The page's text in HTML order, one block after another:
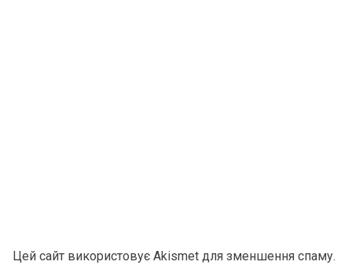
Цей сайт використовує Akismet для зменшення спаму.